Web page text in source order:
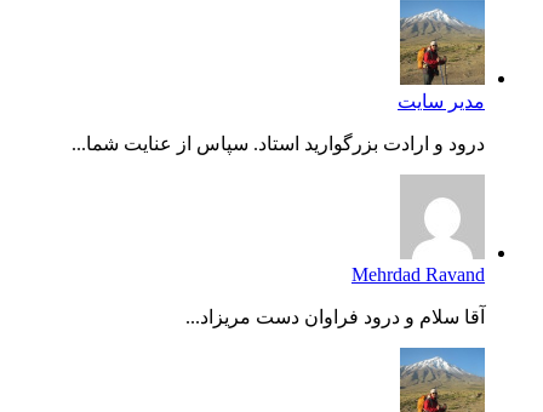
مدیر سایت
درود و ارادت بزرگوارید استاد. سپاس از عنایت شما...
Mehrdad Ravand
آقا سلام و درود فراوان دست مریزاد...